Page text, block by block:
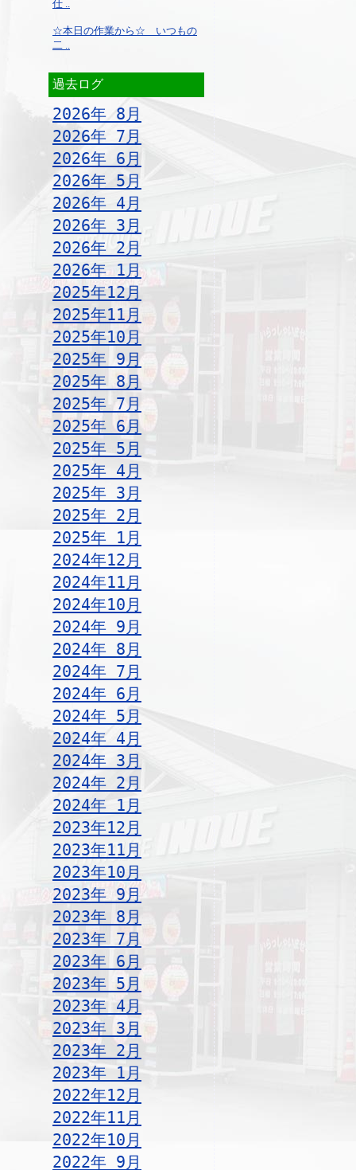
仕 ..
☆本日の作業から☆ いつもの
二 ..
過去ログ
2026年 8月
2026年 7月
2026年 6月
2026年 5月
2026年 4月
2026年 3月
2026年 2月
2026年 1月
2025年12月
2025年11月
2025年10月
2025年 9月
2025年 8月
2025年 7月
2025年 6月
2025年 5月
2025年 4月
2025年 3月
2025年 2月
2025年 1月
2024年12月
2024年11月
2024年10月
2024年 9月
2024年 8月
2024年 7月
2024年 6月
2024年 5月
2024年 4月
2024年 3月
2024年 2月
2024年 1月
2023年12月
2023年11月
2023年10月
2023年 9月
2023年 8月
2023年 7月
2023年 6月
2023年 5月
2023年 4月
2023年 3月
2023年 2月
2023年 1月
2022年12月
2022年11月
2022年10月
2022年 9月